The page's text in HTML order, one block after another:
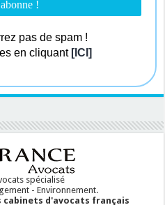
pas de spam !
en cliquant [ICI]
spécialisé
- Environnement.
cabinets d'avocats français